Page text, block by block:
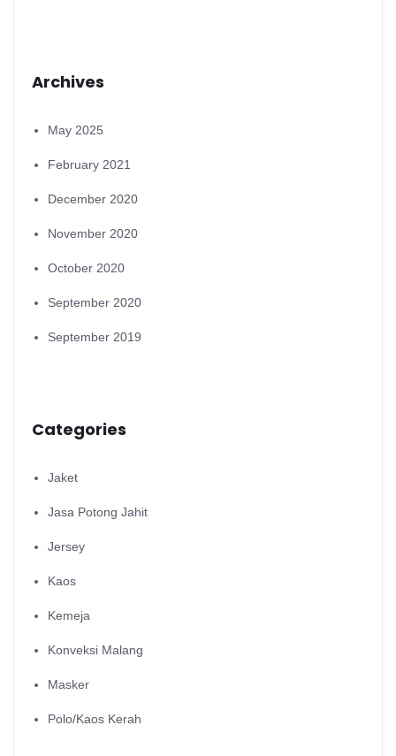
Archives
May 2025
February 2021
December 2020
November 2020
October 2020
September 2020
September 2019
Categories
Jaket
Jasa Potong Jahit
Jersey
Kaos
Kemeja
Konveksi Malang
Masker
Polo/Kaos Kerah